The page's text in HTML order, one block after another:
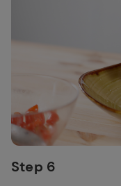
Step 6